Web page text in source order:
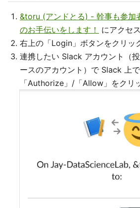
&toru (アンドとる) - 幹事も参加
のお手伝いをします！
にアクセス
右上の「Login」ボタンをクリッ
連携したい Slack アカウント（
ースのアカウント）で Slack 上
「Authorize」/「Allow」をクリ